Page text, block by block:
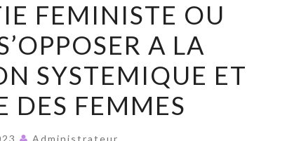
DIPLOMATIE
FEMINISTE
OU
COMMENT
S’OPPOSER
FEMINISTE OU
A LA
SYSTEMIQUE ET
DES FEMMES
Administrateur